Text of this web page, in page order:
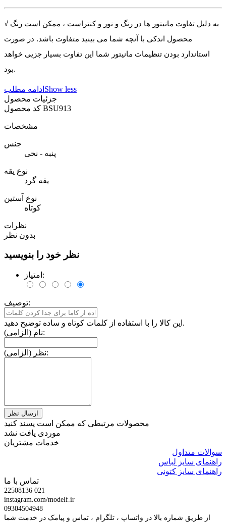
√ به دلیل تفاوت مانیتور ها در رنگ و نور و کنتراست ، ممکن است رنگ
محصول اندکی با آنچه شما می بینید متفاوت باشد. در صورت
استاندارد بودن تنظیمات مانیتور شما این تفاوت بسیار جزیی خواهد
بود.
ادامه مطلب Show less
جزئیات محصول
BSU913
مشخصات
جنس
پنبه - نخی
نوع یقه
یقه گرد
نوع آستین
کوتاه
نظرات
بدون نظر
نظر خود را بنویسید
امتیاز:
توصیف:
این کالا را با استفاده از کلمات کوتاه و ساده توضیح دهید.
نام (الزامی):
نظر (الزامی):
محصولات مرتبطی که ممکن است پسند کنید
موردی یافت نشد
خدمات مشتریان
سوالات متداول
راهنمای سایز لباس
راهنمای سایز کتونی
تماس با ما
22508136 021
instagram.com/modelf.ir
09304504948
از طریق شماره بالا در واتساپ ، تلگرام ، تماس و پیامک در خدمت شما